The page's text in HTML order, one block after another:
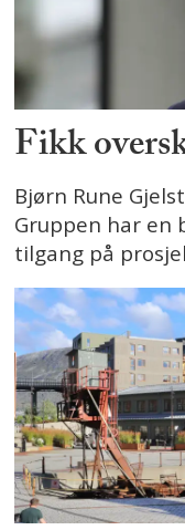
Fikk
Bjørn Rune
Gruppen har en
tilgang på